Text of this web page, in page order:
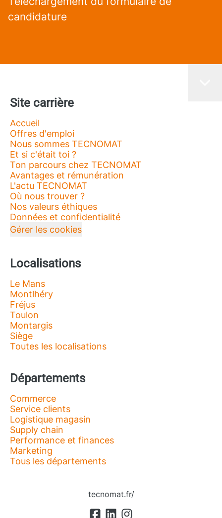
candidature
Site carrière
Accueil
Offres d'emploi
Nous sommes TECNOMAT
Et si c'était toi ?
Ton parcours chez TECNOMAT
Avantages et rémunération
L'actu TECNOMAT
Où nous trouver ?
Nos valeurs éthiques
Données et confidentialité
Gérer les cookies
Localisations
Le Mans
Montlhéry
Fréjus
Toulon
Montargis
Siège
Toutes les localisations
Départements
Commerce
Service clients
Logistique magasin
Supply chain
Performance et finances
Marketing
Tous les départements
tecnomat.fr/